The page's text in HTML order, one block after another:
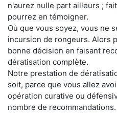
n'aurez nulle part ailleurs ;
pourrez en témoigner.
Où que vous soyez, vous ne
incursion de rongeurs. Alors
bonne décision en faisant
dératisation complète.
Notre prestation de
soit, parce que vous allez
opération curative ou
nombre de recommandations.